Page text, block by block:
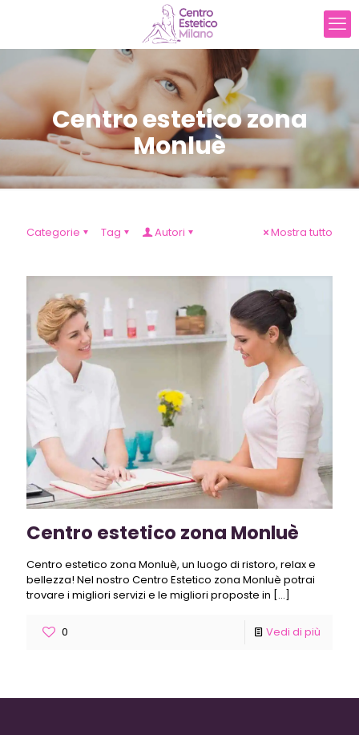
Centro estetico zona
Monluè
Categorie Tag Autori Mostra tutto
Centro estetico zona Monluè
Centro estetico zona Monluè, un luogo di ristoro, relax e
bellezza! Nel nostro Centro Estetico zona Monluè potrai
trovare i migliori servizi e le migliori proposte in […]
0 Vedi di più